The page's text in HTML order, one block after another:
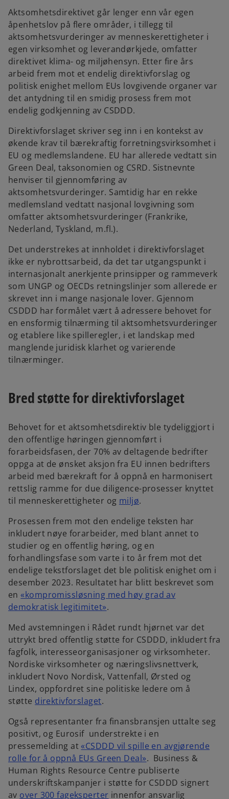
Aktsomhetsdirektivet går lenger enn vår egen
åpenhetslov på flere områder, i tillegg til
aktsomhetsvurderinger av menneskerettigheter i
egen virksomhet og leverandørkjede, omfatter
direktivet klima- og miljøhensyn. Etter fire års
arbeid frem mot et endelig direktivforslag og
politisk enighet mellom EUs lovgivende organer var
det antydning til en smidig prosess frem mot
endelig godkjenning av CSDDD.
Direktivforslaget skriver seg inn i en kontekst av
økende krav til bærekraftig forretningsvirksomhet i
EU og medlemslandene. EU har allerede vedtatt sin
Green Deal, taksonomien og CSRD. Sistnevnte
henviser til gjennomføring av
aktsomhetsvurderinger. Samtidig har en rekke
medlemsland vedtatt nasjonal lovgivning som
omfatter aktsomhetsvurderinger (Frankrike,
Nederland, Tyskland, m.fl.).
Det understrekes at innholdet i direktivforslaget
ikke er nybrottsarbeid, da det tar utgangspunkt i
internasjonalt anerkjente prinsipper og rammeverk
som UNGP og OECDs retningslinjer som allerede er
skrevet inn i mange nasjonale lover. Gjennom
CSDDD har formålet vært å adressere behovet for
en ensformig tilnærming til aktsomhetsvurderinger
og etablere like spilleregler, i et landskap med
manglende juridisk klarhet og varierende
tilnærminger.
Bred støtte for direktivforslaget
Behovet for et aktsomhetsdirektiv ble tydeliggjort i
den offentlige høringen gjennomført i
forarbeidsfasen, der 70% av deltagende bedrifter
oppga at de ønsket aksjon fra EU innen bedrifters
arbeid med bærekraft for å oppnå en harmonisert
rettslig ramme for due diligence-prosesser knyttet
til menneskerettigheter og miljøo
e
n
s
i
n
a
n
w
t
.
Prosessen frem mot den endelige teksten har
inkludert nøye forarbeider, med blant annet to
studier og en offentlig høring, og en
forhandlingsfase som varte i to år frem mot det
endelige tekstforslaget det ble politisk enighet om i
desember 2023. Resultatet har blitt beskrevet som
en«kompromissløsning med høy grad av
demokratisk legitimitet»o
e
n
s
i
n
a
e
t
a
b
.
Med avstemningen i Rådet rundt hjørnet var det
uttrykt bred offentlig støtte for CSDDD, inkludert fra
fagfolk, interesseorganisasjoner og virksomheter.
Nordiske virksomheter og næringslivsnettverk,
inkludert Novo Nordisk, Vattenfall, Ørsted og
Lindex, oppfordret sine politiske ledere om å
støtte direktivforslageto
e
n
s
i
n
a
.
Også representanter fra finansbransjen uttalte seg
positivt, og Eurosif understrekte i en
pressemelding at«CSDDD vil spille en avgjørende
rolle for å oppnå EUs Green Deal»o
p
e
n
. Business &
Human Rights Resource Centre publiserte
underskriftskampanjer i støtte for CSDDD signert
av over 300 fageksperteroinnenfor ansvarlig